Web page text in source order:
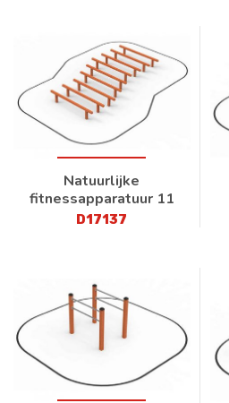
Natuurlijke
fitnessapparatuur 11
D17137